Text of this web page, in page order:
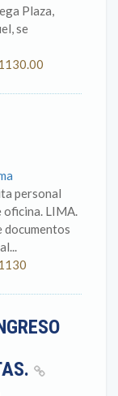
Plaza,
se
personal
oficina. LIMA.
documentos